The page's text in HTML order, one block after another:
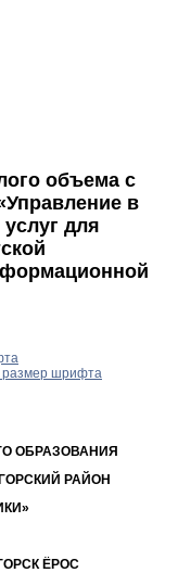
объема с
в
для
размер шрифта
ОБРАЗОВАНИЯ
РАЙОН
ЁРОС